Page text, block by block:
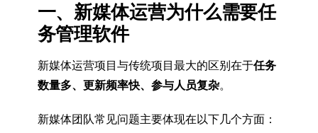
一、新媒体运营为什么需要任
务管理软件
新媒体运营项目与传统项目最大的区别在于任务
数量多、更新频率快、参与人员复杂。
新媒体团队常见问题主要体现在以下几个方面：